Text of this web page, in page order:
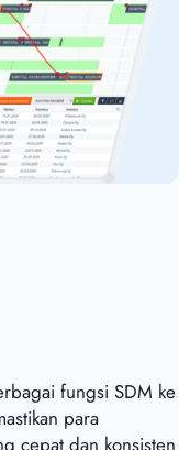
fungsi SDM ke
para
cepat dan konsisten